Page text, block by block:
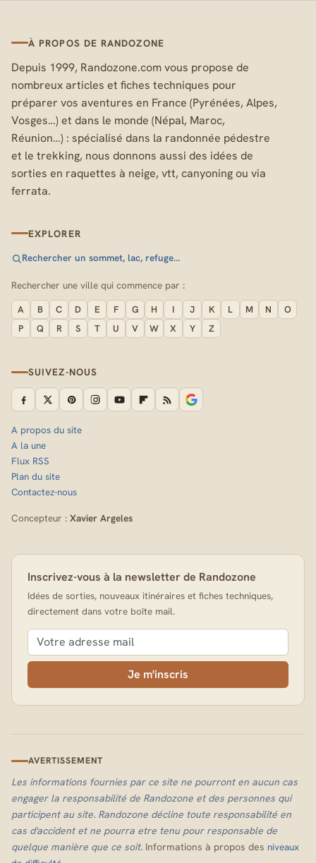
À PROPOS DE RANDOZONE
Depuis 1999, Randozone.com vous propose de
nombreux articles et fiches techniques pour
préparer vos aventures en France (Pyrénées, Alpes,
Vosges…) et dans le monde (Népal, Maroc,
Réunion…) : spécialisé dans la randonnée pédestre
et le trekking, nous donnons aussi des idées de
sorties en raquettes à neige, vtt, canyoning ou via
ferrata.
EXPLORER
Rechercher un sommet, lac, refuge…
Rechercher une ville qui commence par :
A B C D E F G H I J K L M N
O
P
Q R S T U V W X Y Z
SUIVEZ-NOUS
A propos du site
A la une
Flux RSS
Plan du site
Contactez-nous
Concepteur : Xavier Argeles
Inscrivez-vous à la newsletter de Randozone
Idées de sorties, nouveaux itinéraires et fiches techniques,
directement dans votre boîte mail.
Je m'inscris
AVERTISSEMENT
Les informations fournies par ce site ne pourront en aucun cas
engager la responsabilité de Randozone et des personnes qui
participent au site. Randozone décline toute responsabilité en
cas d'accident et ne pourra etre tenu pour responsable de
quelque manière que ce soit. Informations à propos des niveaux